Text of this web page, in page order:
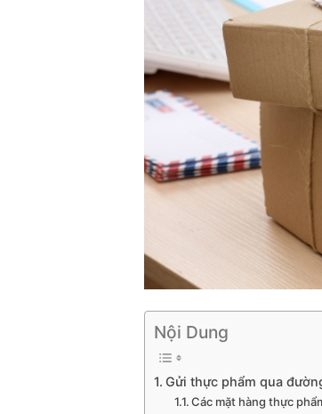
Nội Dung
Gửi thực phẩm qua
Các mặt hàng thực